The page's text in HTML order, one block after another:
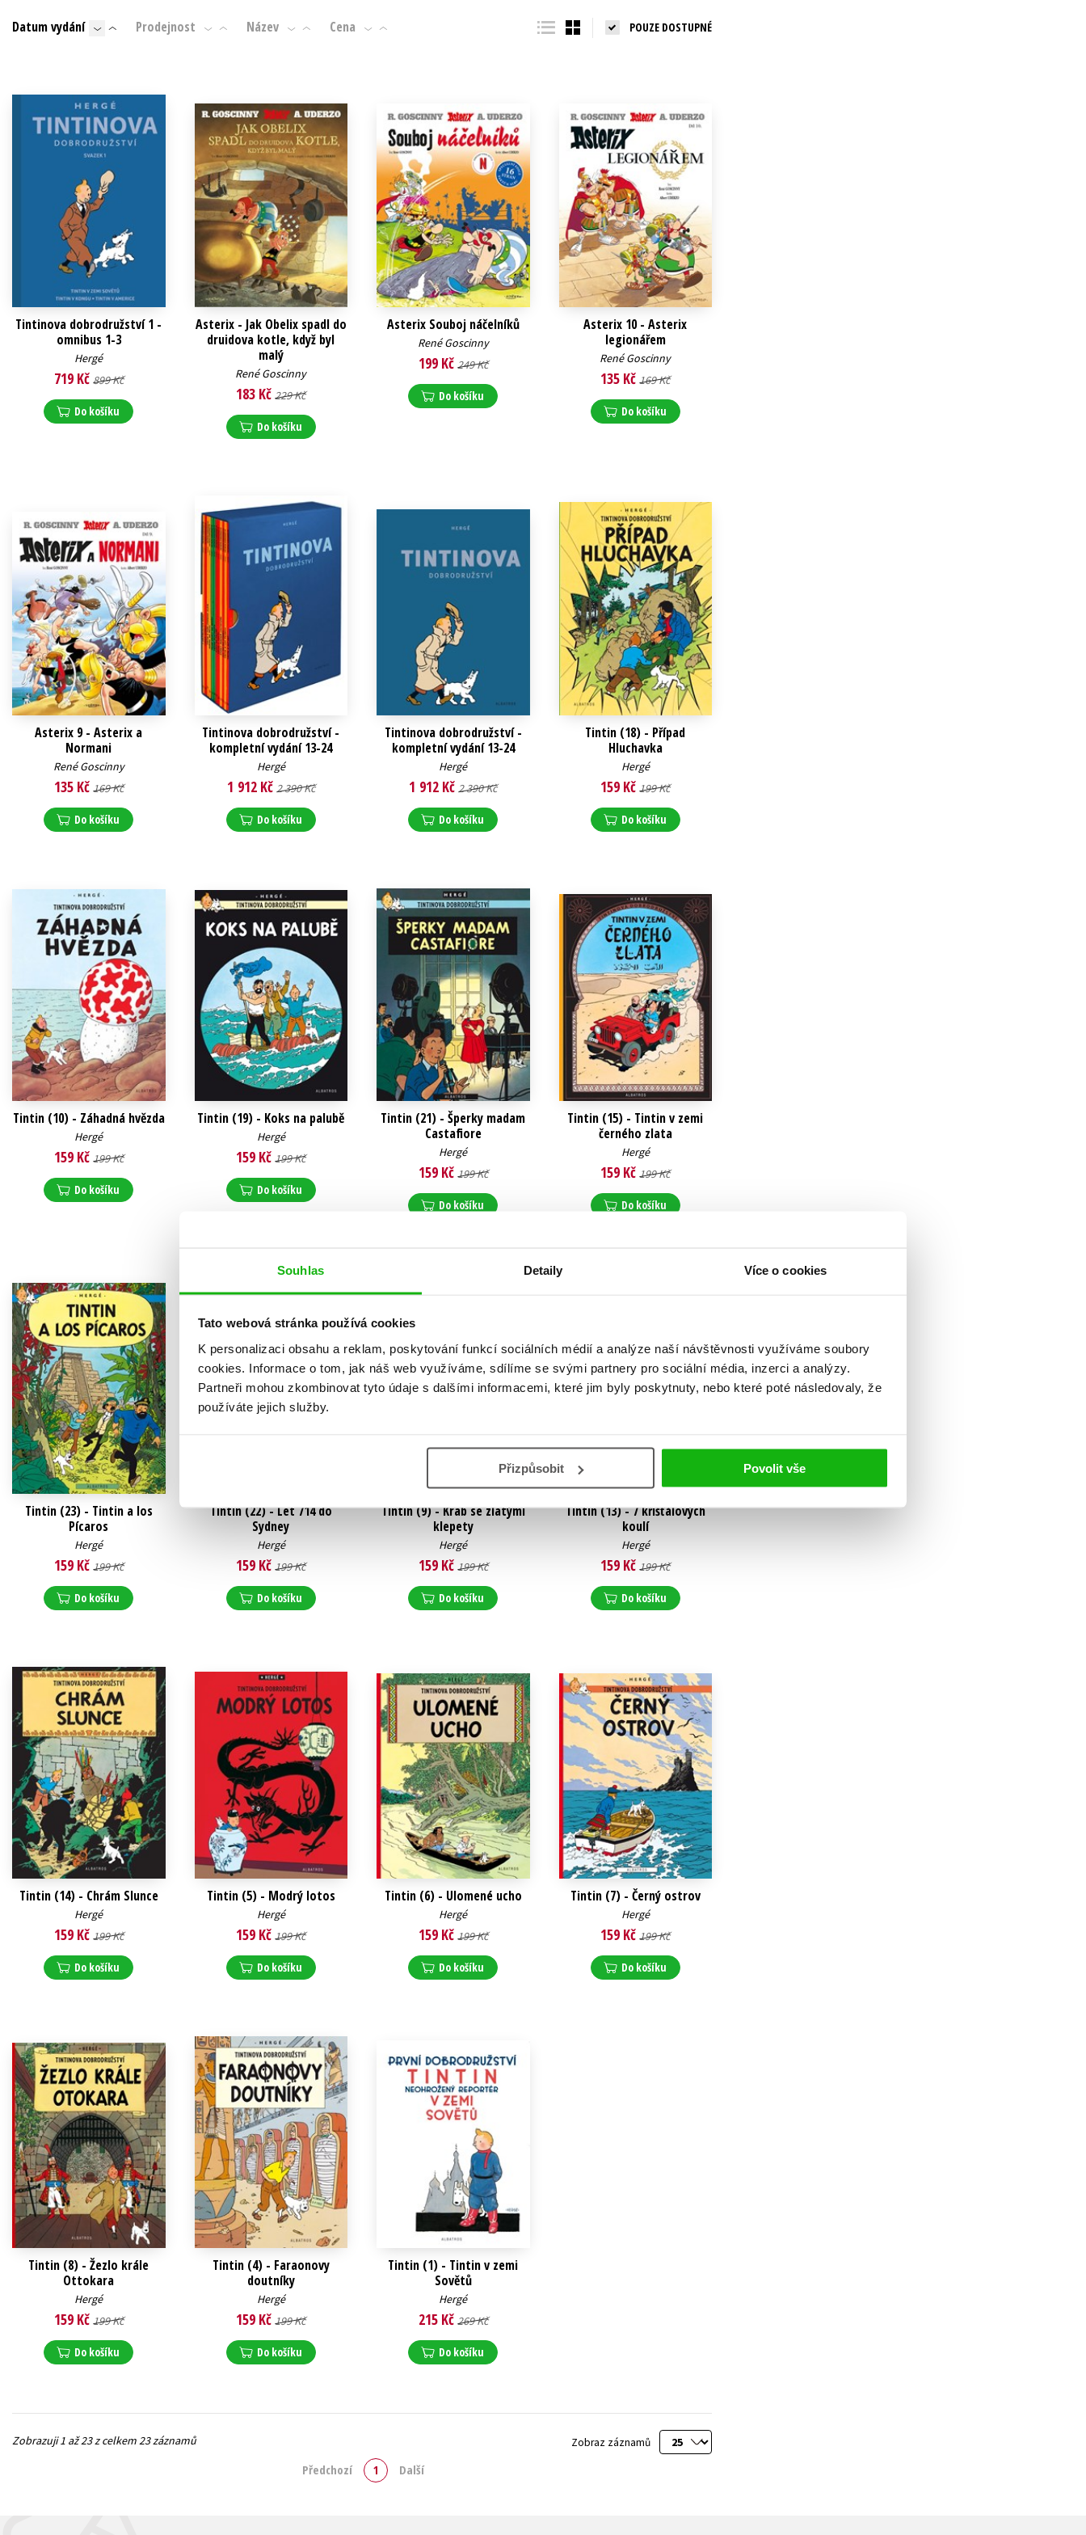
Souhlas Detaily Více o cookies
Tato webová stránka používá cookies
K personalizaci obsahu a reklam, poskytování funkcí sociálních médií a analýze naší návštěvnosti využíváme soubory
cookies. Informace o tom, jak náš web využíváme, sdílíme se svými partnery pro sociální média, inzerci a analýzy.
Partneři mohou zkombinovat tyto údaje s dalšími informacemi, které jim byly poskytnuty, nebo které poté následovaly, že
používáte jejich služby.
Přizpůsobit Povolit vše
Beletrie pro děti
Byznys a ekonomie
Jazyky
Komiks
Populárně - naučné pro děti
Young adult (SK)
Všechny tituly
Datum vydání Prodejnost Název Cena POUZE DOSTUPNÉ
Tintinova dobrodružství 1 -
omnibus 1-3
Hergé
719 Kč 899 Kč
Do košíku
Asterix - Jak Obelix spadl do
druidova kotle, když byl
malý
René Goscinny
183 Kč229 Kč
Do košíku
Asterix Souboj náčelníků
René Goscinny
199 Kč 249 Kč
Do košíku
Asterix 10 - Asterix
legionářem
René Goscinny
135 Kč169 Kč
Do košíku
Asterix 9 - Asterix a
Normani
René Goscinny
135 Kč 169 Kč
Do košíku
Tintinova dobrodružství -
kompletní vydání 13-24
Hergé
1 912 Kč 2 390 Kč
Do košíku
Tintinova dobrodružství -
kompletní vydání 13-24
Hergé
1 912 Kč2 390 Kč
Do košíku
Tintin (18) - Případ
Hluchavka
Hergé
159 Kč199 Kč
Do košíku
Tintin (10) - Záhadná hvězda
Hergé
159 Kč 199 Kč
Do košíku
Tintin (19) - Koks na palubě
Hergé
159 Kč199 Kč
Do košíku
Tintin (21) - Šperky madam
Castafiore
Hergé
159 Kč 199 Kč
Do košíku
Tintin (15) - Tintin v zemi
černého zlata
Hergé
159 Kč199 Kč
Do košíku
Tintin (23) - Tintin a los
Pícaros
Hergé
159 Kč 199 Kč
Do košíku
Tintin (22) - Let 714 do
Sydney
Hergé
159 Kč199 Kč
Do košíku
Tintin (9) - Krab se zlatými
klepety
Hergé
159 Kč 199 Kč
Do košíku
Tintin (13) - 7 křišťálových
koulí
Hergé
159 Kč199 Kč
Do košíku
Tintin (14) - Chrám Slunce
Hergé
159 Kč 199 Kč
Do košíku
Tintin (5) - Modrý lotos
Hergé
159 Kč199 Kč
Do košíku
Tintin (6) - Ulomené ucho
Hergé
159 Kč 199 Kč
Do košíku
Tintin (7) - Černý ostrov
Hergé
159 Kč199 Kč
Do košíku
Tintin (8) - Žezlo krále
Ottokara
Hergé
159 Kč 199 Kč
Do košíku
Tintin (4) - Faraonovy
doutníky
Hergé
159 Kč199 Kč
Do košíku
Tintin (1) - Tintin v zemi
Sovětů
Hergé
215 Kč 269 Kč
Do košíku
Zobraz záznamů
Zobrazuji 1 až 23 z celkem 23 záznamů
Předchozí 1 Další